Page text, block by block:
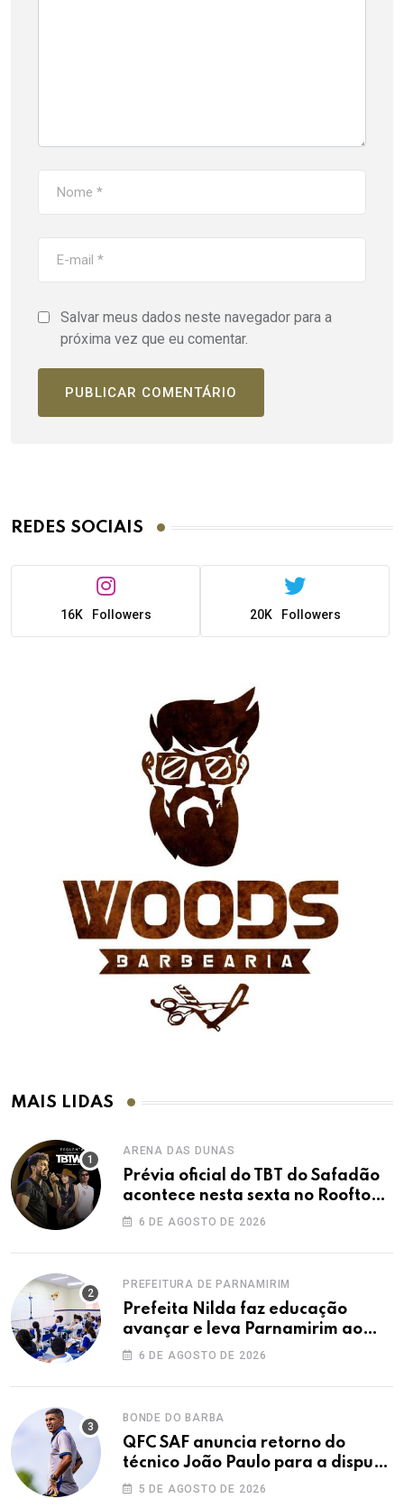
Salvar meus dados neste navegador para a
próxima vez que eu comentar.
REDES SOCIAIS
16K Followers 20K Followers
MAIS LIDAS
ARENA DAS DUNAS
Prévia oficial do TBT do Safadão
acontece nesta sexta no Rooftop
Dunas
6 DE AGOSTO DE 2026
PREFEITURA DE PARNAMIRIM
Prefeita Nilda faz educação
avançar e leva Parnamirim ao
maior IDEB da história dos anos
6 DE AGOSTO DE 2026
BONDE DO BARBA
QFC SAF anuncia retorno do
técnico João Paulo para a disputa
da elite do Campeonato Potiguar
5 DE AGOSTO DE 2026